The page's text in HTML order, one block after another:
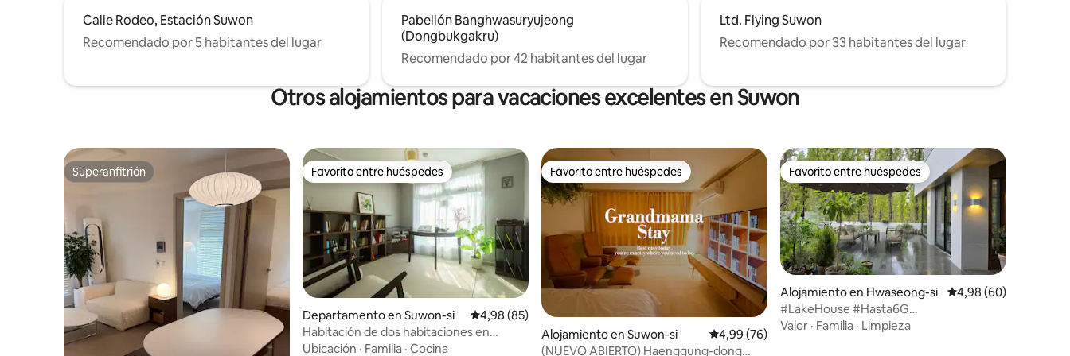
Calle Rodeo, Estación Suwon
Recomendado por 5 habitantes del lugar
Pabellón Banghwasuryujeong
(Dongbukgakru)
Recomendado por 42 habitantes del lugar
Ltd. Flying Suwon
Recomendado por 33 habitantes del lugar
Otros alojamientos para vacaciones excelentes en Suwon
Superanfitrión
Superanfitrión Favorito entre huéspedes
Favorito entre huéspedes
Departamento en Suwon-si Calificación promedio: 4,98 de 5. 85 evaluaciones
4,98 (85)
Habitación de dos habitaciones en
Haenggung-dong ｜Dormitorio +
Ubicación · Familia · Cocina
Favorito entre huéspedes
Favorito entre huéspedes
Alojamiento en Suwon-si Calificación promedio: 4,99 de 5. 76 evaluaciones
4,99 (76)
(NUEVO ABIERTO) Haenggung-dong
Favorito entre huéspedes
Favorito entre huéspedes
Alojamiento en Hwaseong-si Calificación
4,98 (60)
#LakeHouse #Hasta6G
#EstacionamientoGratuito
Valor · Familia · Limpieza